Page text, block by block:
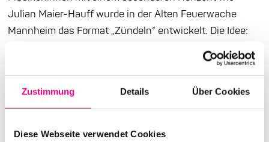
Zustimmung Details Über Cookies
Diese Webseite verwendet Cookies
Julian Maier-Hauff wurde in der Alten Feuerwache
Mannheim das Format „Zündeln“ entwickelt. Die Idee:
Ein(e) regionale(r) Künstler:in bekommt die Gelegenheit,
sich einen Gast oder auch mehrere Gäste einzuladen,
und zu erproben. Sämtliche Sparten der Künste sind
wurde bereits mehrfach erfolgreich realisiert. 2022,